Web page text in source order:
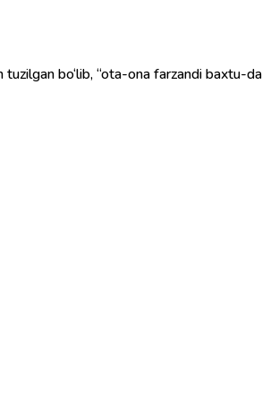
bo‘lib, “ota-ona farzandi baxtu-